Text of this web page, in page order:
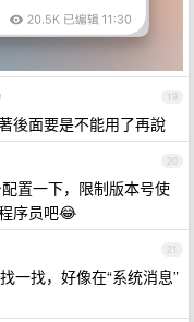
19
後面要是不能用了再說
20
置一下，限制版本号使
序员吧😂
21
一找，好像在“系统消息”